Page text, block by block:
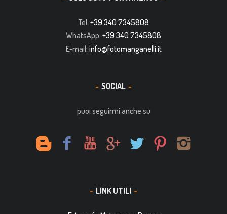
Tel: +39 340 7345808
WhatsApp: +39 340 7345808
E-mail: info@fotomanganelli.it
SOCIAL
puoi seguirmi anche su
LINK UTILI